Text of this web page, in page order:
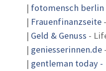
| fotomensch berlin
| Frauenfinanzseite
| Geld & Genuss -
| geniesserinnen.de
| gentleman today -